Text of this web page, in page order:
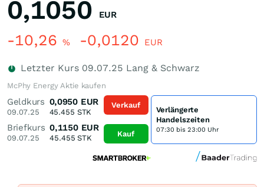
0,1050 EUR
-10,26 % -0,0120 EUR
Letzter Kurs 09.07.25 Lang & Schwarz
McPhy Energy Aktie kaufen
Geldkurs
09.07.25
0,0950 EUR
45.455 STK
Briefkurs
09.07.25
0,1150 EUR
45.455 STK
Verkauf
Kauf
Verlängerte
Handelszeiten
07:30 bis 23:00 Uhr